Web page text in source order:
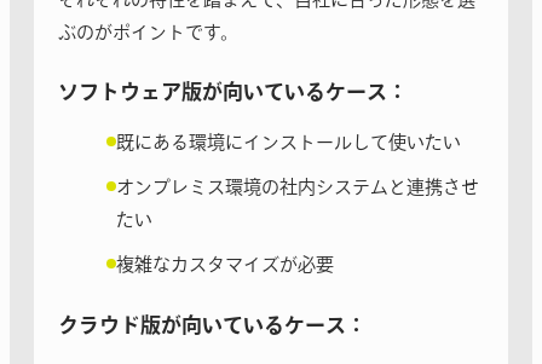
ぶのがポイントです。
ソフトウェア版が向いているケース：
既にある環境にインストールして使いたい
オンプレミス環境の社内システムと連携させ
たい
複雑なカスタマイズが必要
クラウド版が向いているケース：